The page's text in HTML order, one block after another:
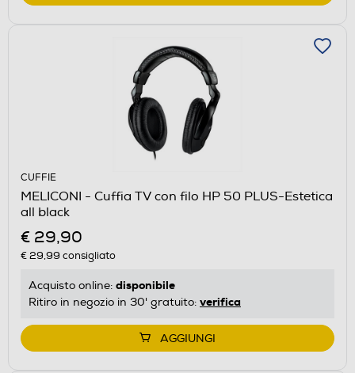
CUFFIE
MELICONI - Cuffia TV con filo HP 50 PLUS-Estetica
all black
€ 29,90
€ 29,99 consigliato
Acquisto online: disponibile
Ritiro in negozio in 30' gratuito: verifica
AGGIUNGI